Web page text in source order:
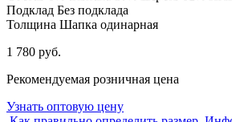
Подклад Без подклада
Толщина Шапка одинарная
1 780 руб.
Рекомендуемая розничная цена
Узнать оптовую цену